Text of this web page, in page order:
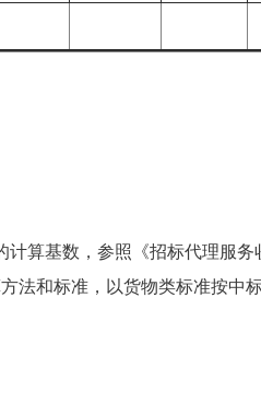
算基数，参照《招标代理服务
法和标准，以货物类标准按中